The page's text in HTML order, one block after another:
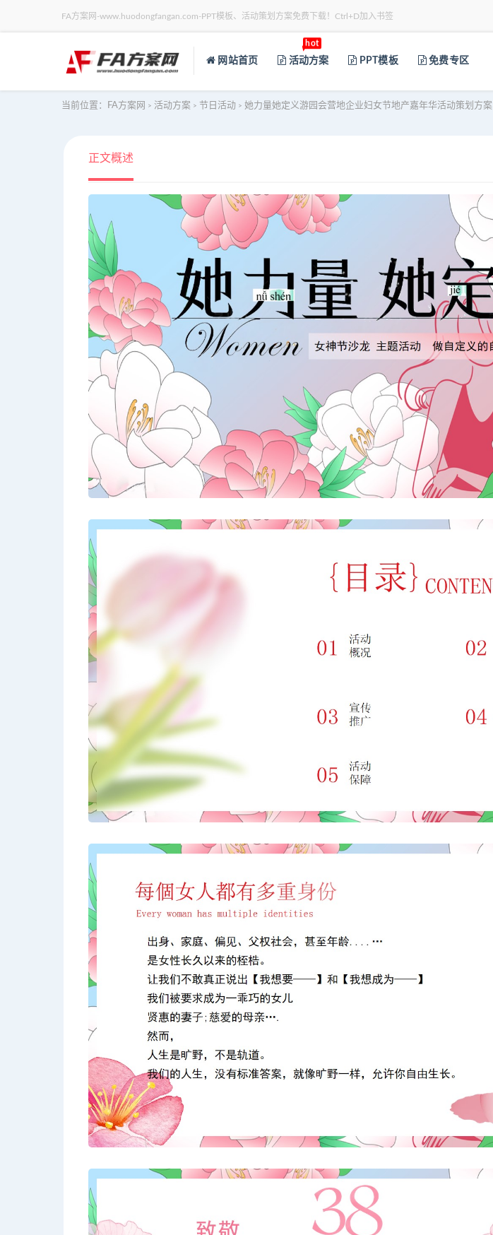
FA方案网-www.huodongfangan.com-PPT模板、活动策划方案免费下载！Ctrl+D加入书签
网站首页 活动方案
hot
PPT模板 免费专区
当前位置： FA方案网 > 活动方案 > 节日活动 > 她力量她定义游园会营地企业妇女节地产嘉年华活动策划方案
正文概述